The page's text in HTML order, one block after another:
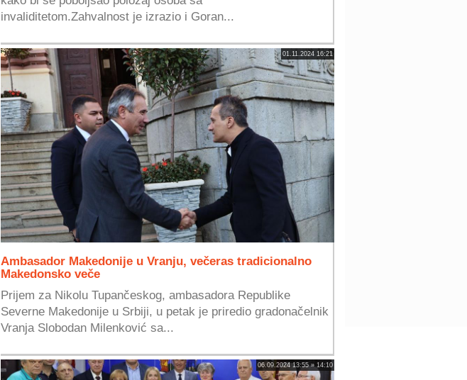
invaliditetom.Zahvalnost je izrazio i Goran...
01.11.2024 16:21
Ambasador Makedonije u Vranju, večeras tradicionalno
Makedonsko veče
Prijem za Nikolu Tupančeskog, ambasadora Republike
Severne Makedonije u Srbiji, u petak je priredio gradonačelnik
Vranja Slobodan Milenković sa...
06.09.2024 13:55 » 14:10